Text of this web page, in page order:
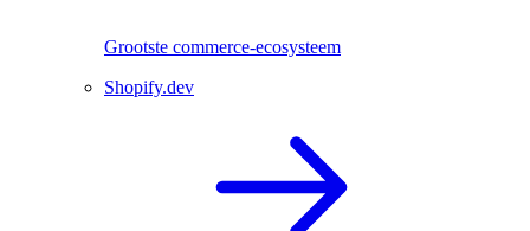
Grootste commerce-ecosysteem
Shopify.dev